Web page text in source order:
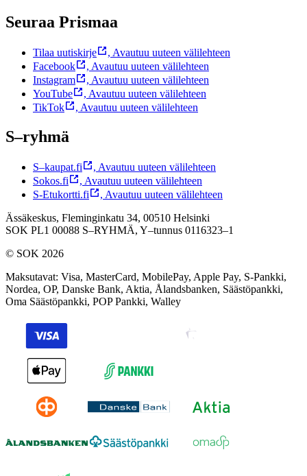
Seuraa Prismaa
Tilaa uutiskirje , Avautuu uuteen välilehteen
Facebook
, Avautuu uuteen välilehteen
Instagram
, Avautuu uuteen välilehteen
YouTube
, Avautuu uuteen välilehteen
TikTok
, Avautuu uuteen välilehteen
S–ryhmä
S–kaupat.fi , Avautuu uuteen välilehteen
Sokos.fi
, Avautuu uuteen välilehteen
S-Etukortti.fi
, Avautuu uuteen välilehteen
Ässäkeskus, Fleminginkatu 34, 00510 Helsinki
SOK PL1 00088 S–RYHMÄ, Y–tunnus 0116323–1
© SOK 2026
Maksutavat: Visa, MasterCard, MobilePay, Apple Pay, S-Pankki,
Nordea, OP, Danske Bank, Aktia, Ålandsbanken, Säästöpankki,
Oma Säästöpankki, POP Pankki, Walley